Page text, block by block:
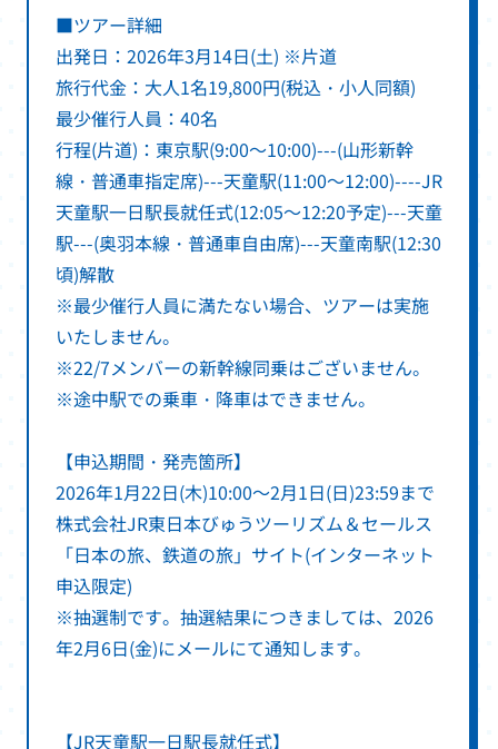
■ツアー詳細
出発日：2026年3月14日(土) ※片道
旅行代金：大人1名19,800円(税込・小人同額)
最少催行人員：40名
行程(片道)：東京駅(9:00～10:00)---(山形新幹
線・普通車指定席)---天童駅(11:00～12:00)----JR
天童駅一日駅長就任式(12:05～12:20予定)---天童
駅---(奥羽本線・普通車自由席)---天童南駅(12:30
頃)解散
※最少催行人員に満たない場合、ツアーは実施
いたしません。
※22/7メンバーの新幹線同乗はございません。
※途中駅での乗車・降車はできません。
【申込期間・発売箇所】
2026年1月22日(木)10:00～2月1日(日)23:59まで
株式会社JR東日本びゅうツーリズム＆セールス
「日本の旅、鉄道の旅」サイト(インターネット
申込限定)
※抽選制です。抽選結果につきましては、2026
年2月6日(金)にメールにて通知します。
【JR天童駅一日駅長就任式】